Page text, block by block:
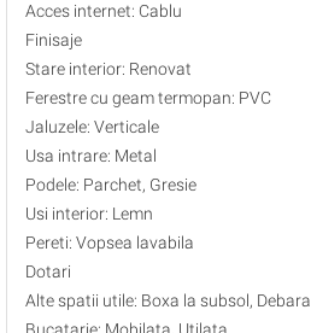
Acces internet: Cablu
Finisaje
Stare interior: Renovat
Ferestre cu geam termopan: PVC
Jaluzele: Verticale
Usa intrare: Metal
Podele: Parchet, Gresie
Usi interior: Lemn
Pereti: Vopsea lavabila
Dotari
Alte spatii utile: Boxa la subsol, Debara